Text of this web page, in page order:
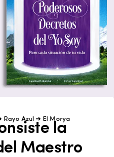
Rayo Azul ➜ El Morya
la
Maestro